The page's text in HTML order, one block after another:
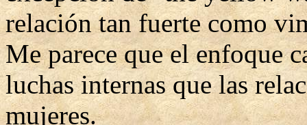
relación tan fuerte como
Me parece que el enfoque
luchas internas que las
mujeres.